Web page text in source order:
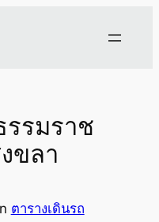
รมราช
ขลา
ตารางเดินรถ